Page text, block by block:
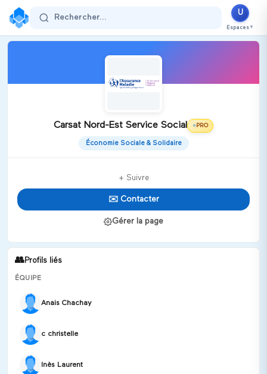
Rechercher...
U
Espaces ▼
Carsat Nord-Est Service Social ⭐PRO
Économie Sociale & Solidaire
+ Suivre
✉️ Contacter
Gérer la page
👥Profils liés
ÉQUIPE
Anais Chachay
c christelle
Inès Laurent